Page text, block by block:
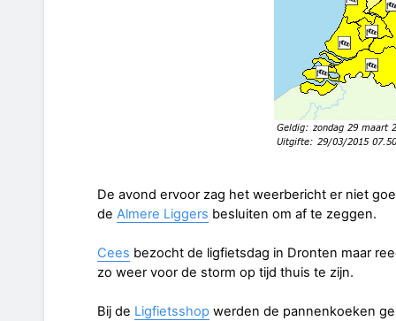
De avond ervoor zag het weerbericht er niet
de Almere Liggers besluiten om af te zeggen.
Cees bezocht de ligfietsdag in Dronten maar
zo weer voor de storm op tijd thuis te zijn.
Bij de Ligfietsshop werden de pannenkoeken